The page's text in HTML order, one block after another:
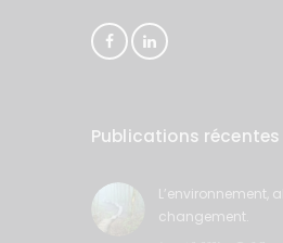
Publications récentes
L’environnement,
changement.